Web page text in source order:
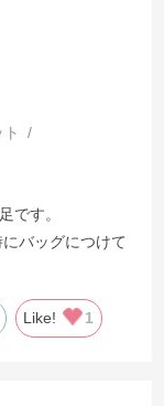
です。
バッグにつけて
Like! 1